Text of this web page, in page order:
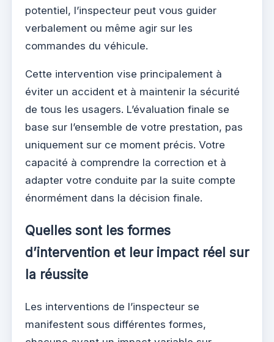
potentiel, l’inspecteur peut vous guider
verbalement ou même agir sur les
commandes du véhicule.
Cette intervention vise principalement à
éviter un accident et à maintenir la sécurité
de tous les usagers. L’évaluation finale se
base sur l’ensemble de votre prestation, pas
uniquement sur ce moment précis. Votre
capacité à comprendre la correction et à
adapter votre conduite par la suite compte
énormément dans la décision finale.
Quelles sont les formes
d’intervention et leur impact réel sur
la réussite
Les interventions de l’inspecteur se
manifestent sous différentes formes,